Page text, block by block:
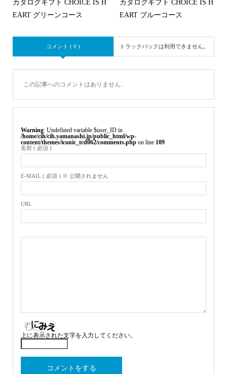
カタログギフト CHOICE IS H
EART グリーンコース
カタログギフト CHOICE IS H
EART ブルーコース
コメント ( 0 ) トラックバックは利用できません。
この記事へのコメントはありません。
Warning : Undefined variable $user_ID in
/home/cih/cih.yamanashi.jp/public_html/wp-
content/themes/iconic_tcd062/comments.phpon line 109
名前 ( 必須 )
E-MAIL ( 必須 ) ※ 公開されません
URL
上に表示された文字を入力してください。